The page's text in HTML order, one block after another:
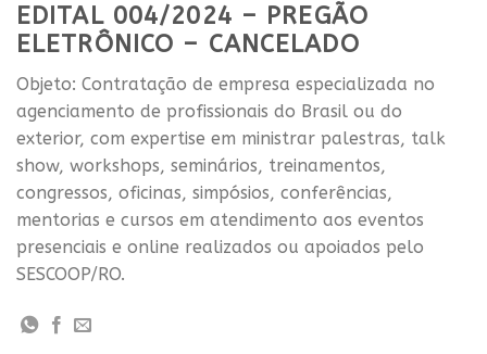
EDITAL 004/2024 – PREGÃO
ELETRÔNICO – CANCELADO
Objeto: Contratação de empresa especializada no
agenciamento de profissionais do Brasil ou do
exterior, com expertise em ministrar palestras, talk
show, workshops, seminários, treinamentos,
congressos, oficinas, simpósios, conferências,
mentorias e cursos em atendimento aos eventos
presenciais e online realizados ou apoiados pelo
SESCOOP/RO.